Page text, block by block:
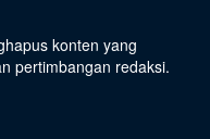
konten yang
pertimbangan redaksi.